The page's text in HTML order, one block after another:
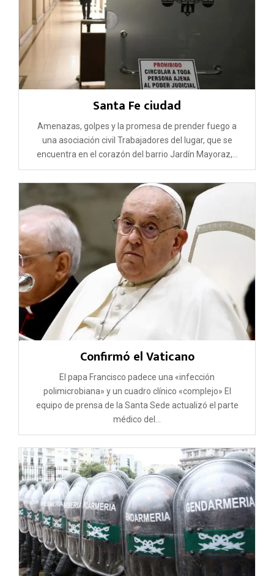
Santa Fe ciudad
Amenazas, golpes y la promesa de prender fuego a
una asociación civil Trabajadores del lugar, que se
encuentra en el corazón del barrio Jardín Mayoraz,...
Confirmó el Vaticano
El papa Francisco padece una «infección
polimicrobiana» y un cuadro clínico «complejo» El
equipo de prensa de la Santa Sede actualizó el parte
médico del...